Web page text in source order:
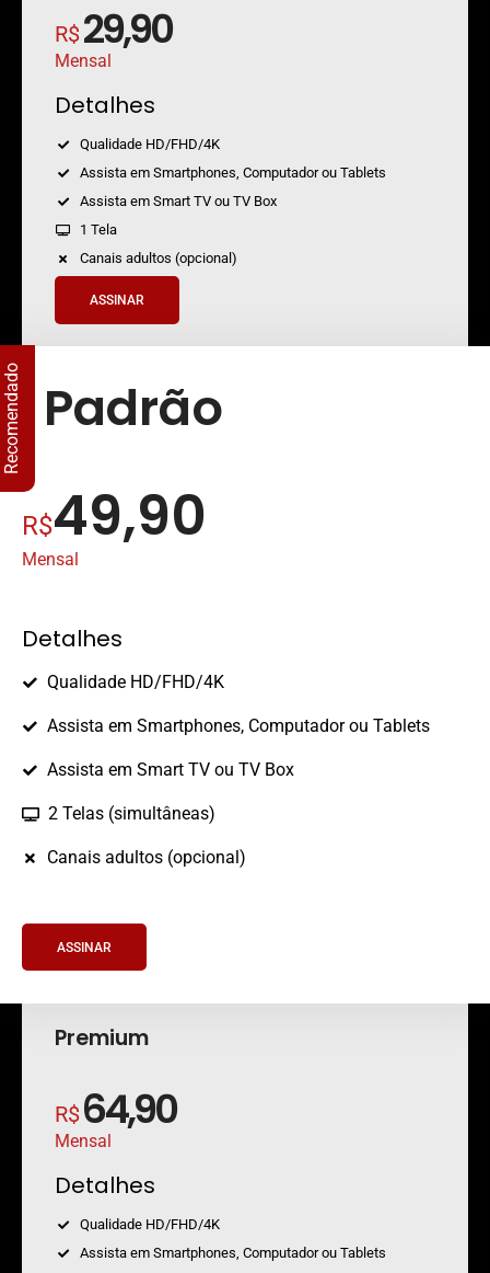
R$29,90
Mensal
Detalhes
Qualidade HD/FHD/4K
Assista em Smartphones, Computador ou Tablets
Assista em Smart TV ou TV Box
1 Tela
Canais adultos (opcional)
ASSINAR
Recomendado Padrão
R$49,90
Mensal
Detalhes
Qualidade HD/FHD/4K
Assista em Smartphones, Computador ou Tablets
Assista em Smart TV ou TV Box
2 Telas (simultâneas)
Canais adultos (opcional)
ASSINAR
Premium
R$64,90
Mensal
Detalhes
Qualidade HD/FHD/4K
Assista em Smartphones, Computador ou Tablets